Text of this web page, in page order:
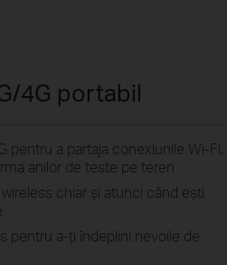
4G portabil
pentru a partaja conexiunile Wi-Fi,
anilor de teste pe teren
chiar și atunci când ești
pentru a-ți îndeplini nevoile de